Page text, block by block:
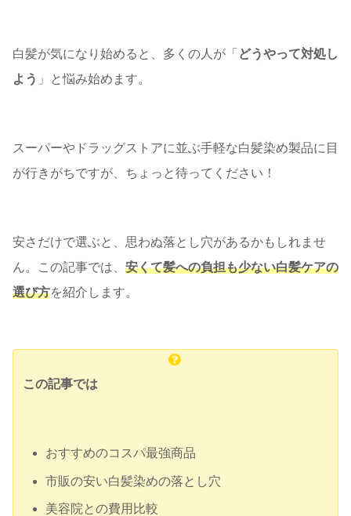
白髪が気になり始めると、多くの人が「 どうやって対処し
よう 」と悩み始めます。
スーパーやドラッグストアに並ぶ手軽な白髪染め製品に目
が行きがちですが、ちょっと待ってください！
安さだけで選ぶと、思わぬ落とし穴があるかもしれませ
ん。この記事では、 安くて髪への負担も少ない白髪ケアの
選び方を紹介します。
この記事では
おすすめのコスパ最強商品
市販の安い白髪染めの落とし穴
美容院との費用比較